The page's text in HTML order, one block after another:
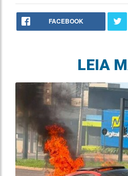
FACEBOOK
LEIA